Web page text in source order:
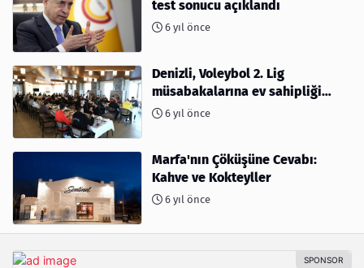
test sonucu açıklandı
6 yıl önce
Denizli, Voleybol 2. Lig
müsabakalarına ev sahipliği
yapıyor
6 yıl önce
Marfa'nın Çöküşüne Cevabı:
Kahve ve Kokteyller
6 yıl önce